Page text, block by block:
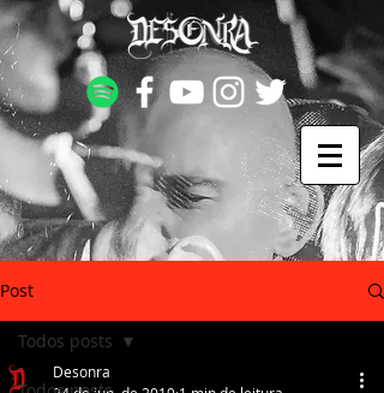
Post
Todos posts
Desonra